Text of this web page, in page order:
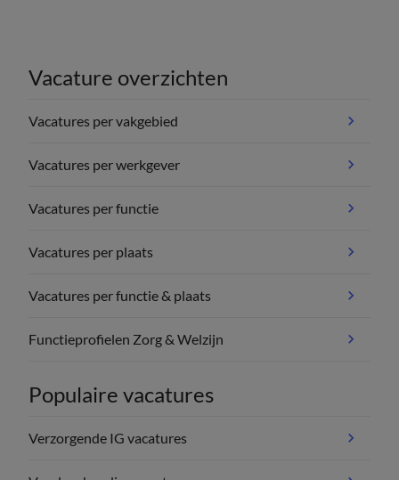
Vacature overzichten
Vacatures per vakgebied
Vacatures per werkgever
Vacatures per functie
Vacatures per plaats
Vacatures per functie & plaats
Functieprofielen Zorg & Welzijn
Populaire vacatures
Verzorgende IG vacatures